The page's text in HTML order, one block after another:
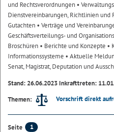
und Rechtsverordnungen •
Dienstvereinbarungen, Richtlinien und
Gutachten • Verträge und
Geschäftsverteilungs- und
Broschüren • Berichte und Konzepte •
Informationssysteme • Aktuelle
Senat, Magistrat, Deputation und
Stand: 26.06.2023 Inkrafttreten:
Themen:
Vorschrift direkt
Seite
1